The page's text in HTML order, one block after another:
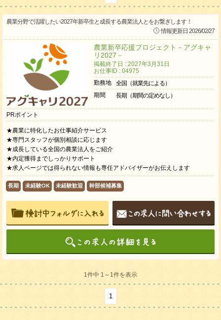
農業分野で活躍したい2027年新卒生と成長する農業法人とをお繋ぎします！
情報更新日 2026/02/27
農業新卒応援プロジェクト－アグキャ
リ2027－
掲載終了日 : 2027年3月31日
お仕事ID : 04975
勤務地
全国（就業先による）
期間
長期（期間の定めなし）
PRポイント
★農業に特化したお仕事紹介サービス
★専門スタッフが個別相談に応じます
★成長している全国の農業法人をご紹介
★内定獲得までしっかりサポート
★求人ページでは得られない情報も専任アドバイザーがお伝えします
長期 未経験OK 未経験歓迎 幹部候補募集
1件中 1～1件を表示
1